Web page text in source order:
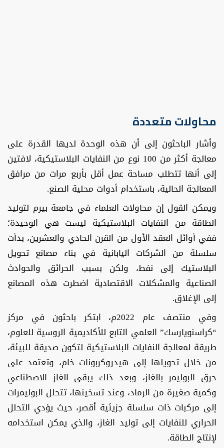
محاولات متعددة
وأشار الباحثون إلى أن هذه الوحدة لديها القدرة على
معالجة أكثر من 100 نوع من النفايات البلاستيكية، لافتين
إلى أنها تتطلب مساحة عمل أقل بأربع مرات من مرافق
المعالجة الحالية، باستخدام أدوات محلية الصنع.
ويمكن القول إن محاولات العلماء في جامعة بيرم لتوليد
الطاقة من النفايات البلاستيكية ليست هي الوحيدة؛
ففي أوائل العقد الأول من القرن الحادي والعشرين، بدأت
سلسلة من الشركات اليابانية في بناء مصانع تحويل
البلاستيك إلى نفط، ولكن بسبب الحرائق والحوادث
الصناعية والمشكلات الاقتصادية اضطرت هذه المصانع
إلى الإغلاق.
وفي منتصف عام 2022م، ابتكر باحثون في مركز
“كراسنويارسك” العلمي التابع للأكاديمية الروسية للعلوم،
طريقة لمعالجة النفايات البلاستيكية لتكون صديقة للبيئة،
من خلال تحويلها إلى هيدروكربونات خام، وتعتمد على
حرق البوليمر بالغاز، وبعد ذلك يبقى الغاز الاصطناعي
وكمية صغيرة من الرماد، وعند تسخينها، تتحلل البوليمرات
إلى مركبات ذات سلسلة جزيئية أقصر، حيث يؤدي التحلل
الحراري للنفايات إلى توليد الغاز، والذي يمكن استخدامه
لإنتاج الطاقة.